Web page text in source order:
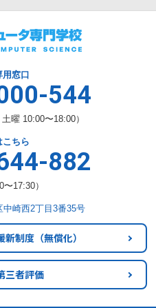
用窓口
544
曜 10:00〜18:00）
こちら
882
〜17:30）
中崎西2丁目3番35号
新制度 （無償化）
三者評価